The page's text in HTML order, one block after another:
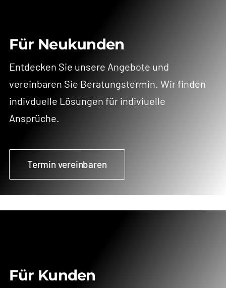
Für Neukunden
Entdecken Sie unsere Angebote und
vereinbaren Sie Beratungstermin. Wir finden
indivduelle Lösungen für indiviuelle
Ansprüche.
Termin vereinbaren
Für Kunden